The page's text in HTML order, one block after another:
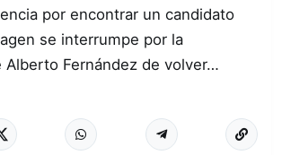
por encontrar un candidato
se interrumpe por la
Alberto Fernández de volver…
Más